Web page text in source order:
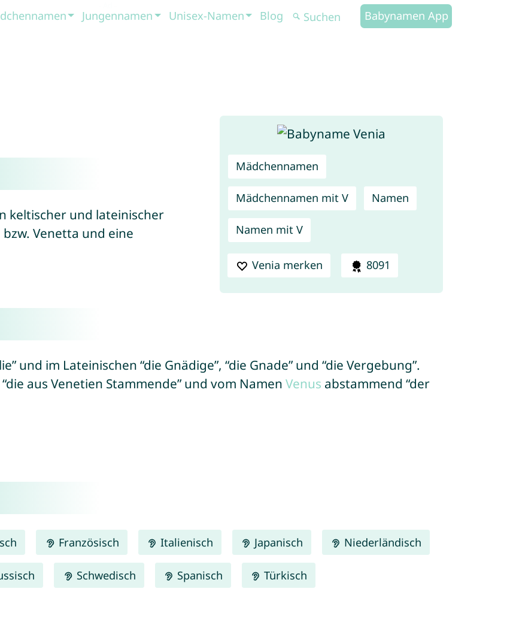
Jungennamen Unisex-Namen Blog Babynamen App
Mädchennamen
Mädchennamen mit V Namen
Namen mit V
Venia merken 8091
keltischer und lateinischer
Venetta und eine
und im Lateinischen “die Gnädige”, “die Gnade” und “die Vergebung”.
aus Venetien Stammende” und vom Namen Venus abstammend “der
Französisch Italienisch Japanisch Niederländisch
Schwedisch Spanisch Türkisch